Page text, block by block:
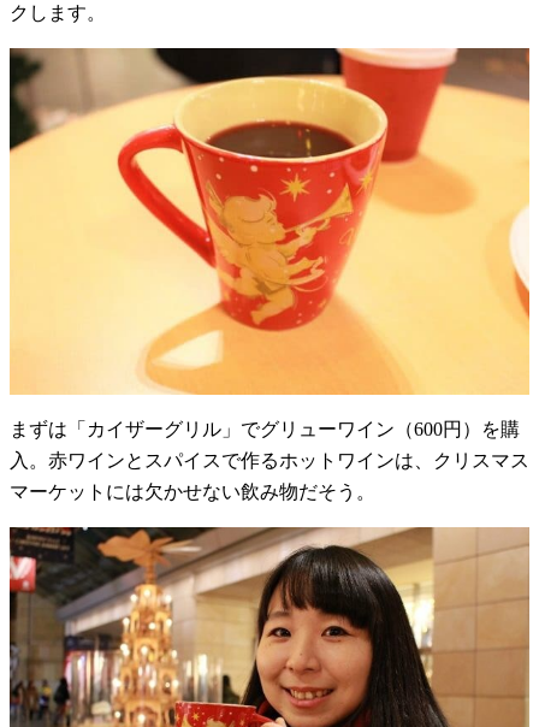
クします。
まずは「カイザーグリル」でグリューワイン（600円）を購
入。赤ワインとスパイスで作るホットワインは、クリスマス
マーケットには欠かせない飲み物だそう。